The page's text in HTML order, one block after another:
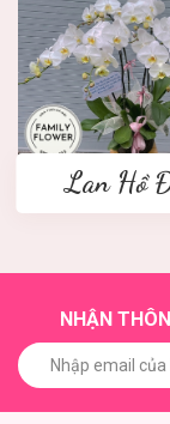
Lan Hồ
NHẬN